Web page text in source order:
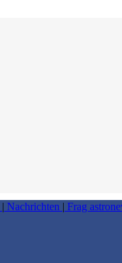
| Nachrichten | Frag